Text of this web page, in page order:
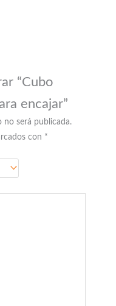
“Cubo
encajar”
no será publicada.
con *